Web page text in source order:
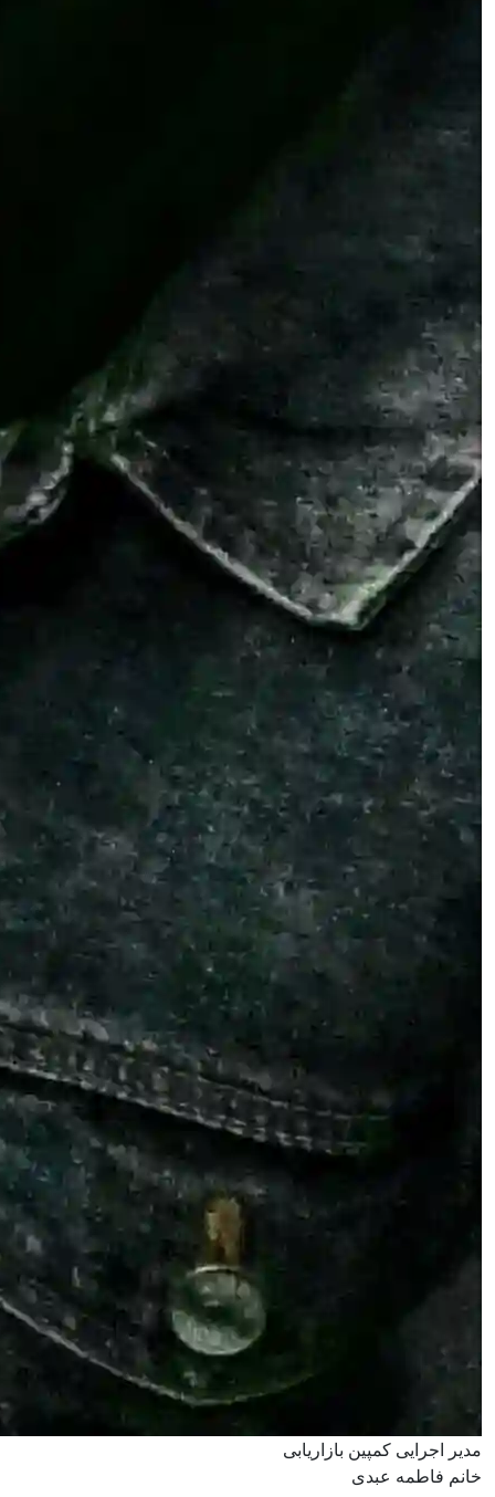
مدیر اجرایی کمپین بازاریابی
خانم فاطمه عبدی